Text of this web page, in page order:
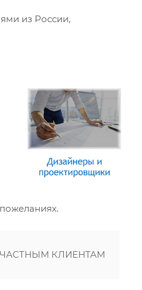
из России,
ЧАСТНЫМ КЛИЕНТАМ